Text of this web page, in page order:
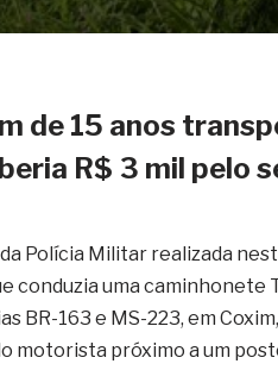
de 15 anos
R$ 3 mil pelo
da Polícia Militar realizada
conduzia uma
BR-163 e MS-223, em
motorista próximo a um